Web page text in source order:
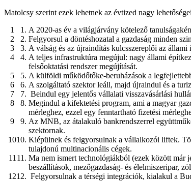
Matolcsy szerint ezek lehetnek az évtized nagy
A 2020-as év a világjárvány kötelező
Felgyorsul a döntéshozatal a gazdaság minden
A válság és az újraindítás kulcsszereplői az
A teljes infrastruktúra megújul: nagy állami
felsőoktatási rendszer megújítását.
A külföldi működőtőke-beruházások a
A szolgáltató szektor leáll, majd újraindul és a
Beindul egy jelentős vállalati visszavásárlási
Megindul a kifektetési program, ami a magyar
mérleghez, ezzel egy fenntartható fizetési
Az MNB, az átalakuló bankrendszerrel
szektornak.
Kiépülnek és felgyorsulnak a vállalkozói liftek.
tulajdonú multinacionális cégek.
Ma nem ismert technológiákból (ezek között már
beszállítások, mezőgazdaság- és élelmiszeripar,
Felgyorsulnak a térségi integrációk, kialakul a